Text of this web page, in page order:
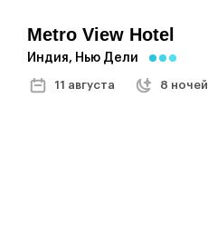
Metro View Hotel
Индия, Нью Дели
11 августа 8 ночей